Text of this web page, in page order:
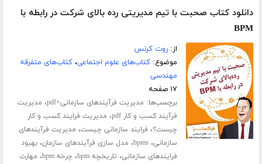
دانلود کتاب صحبت با تیم مدیریتی رده بالای شرکت در رابطه با
BPM
از:روت کرنس
موضوع:کتاب‌های علوم اجتماعی،کتاب‌های متفرقه
مهندسی
۱۷ صفحه
برچسب‌ها: مدیریت فرآیندهای سازمانی+pdf ، مدیریت
فرآیند کسب و کار pdf
، مدیریت فرایند کسب و کار
چیست؟، فرایند سازمانی چیست، مدیریت فرآیندهای
سازمانی،bpms، مدل سازی فرآیندهای سازمان،بهبود
فرایندهای سازمانی، تاریخچه bpm ، چرخه bpm ، مهارت